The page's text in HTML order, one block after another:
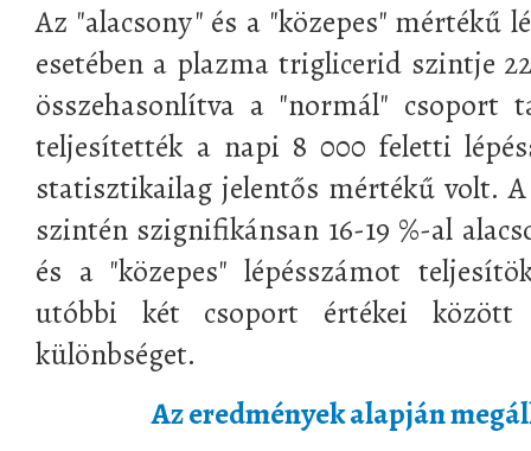
Az "alacsony" és a "közepes" mértékű
esetében a plazma triglicerid szintje
összehasonlítva a "normál" csoport
teljesítették a napi 8 000 feletti
statisztikailag jelentős mértékű volt.
szintén szignifikánsan 16-19 %-al
és a "közepes" lépésszámot
utóbbi két csoport értékei között
különbséget.
Az eredmények alapján